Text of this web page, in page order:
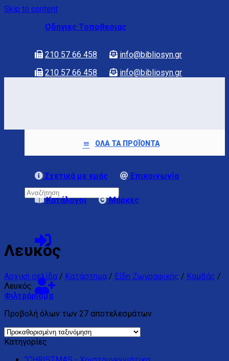
Skip to content
Οδηγιες Τοποθεσιας
210 57 66 458
info@bibliosyn.gr
210 57 66 458
info@bibliosyn.gr
Κανένα προϊόν στο καλάθι σας.
ΟΛΑ ΤΑ ΠΡΟΪΟΝΤΑ
Σχετικά με εμάς Επικοινωνία
Κατάλογοι Μάρκες
Λευκός
Αρχική σελίδα / Κατάστημα / Είδη Ζωγραφικής / Καμβάς /
Λευκός
Φιλτράρισμα
Προβολή όλων των 27 αποτελεσμάτων
Κατηγορίες